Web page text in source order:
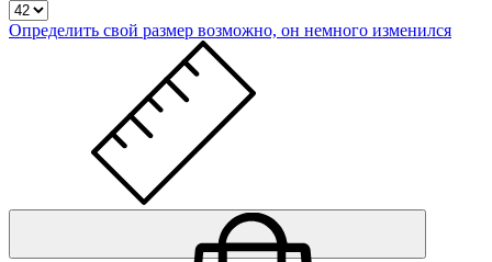
Определить свой размер возможно, он немного изменился